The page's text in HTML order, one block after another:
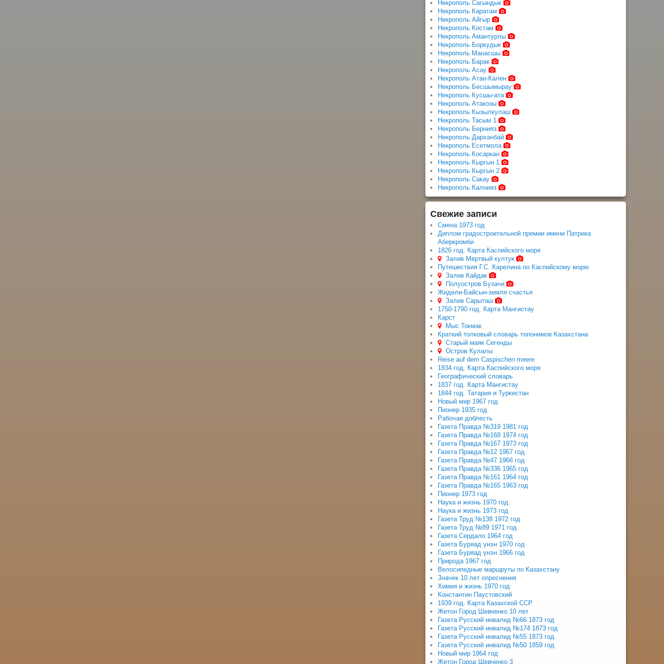
Некрополь Сагындык
Некрополь Каратам
Некрополь Айгыр
Некрополь Костам
Некрополь Амантурлы
Некрополь Боркудык
Некрополь Манасшы
Некрополь Барак
Некрополь Асау
Некрополь Атан-Кален
Некрополь Бесшымырау
Некрополь Кусшы-ата
Некрополь Атакозы
Некрополь Кызылкулаш
Некрополь Тасым 1
Некрополь Бернияз
Некрополь Дарханбай
Некрополь Есетмола
Некрополь Косаркан
Некрополь Кыргын 1
Некрополь Кыргын 2
Некрополь Сакау
Некрополь Калнияз
Свежие записи
Смена 1973 год
Диплом градостроительной премии имени Патрика
Аберкромби
1826 год. Карта Каспийского моря
Залив Мертвый култук
Путешествия Г.С. Карелина по Каспийскому морю
Залив Кайдак
Полуостров Бузачи
Жидели-Байсын-земля счастья
Залив Сарыташ
1750-1790 год. Карта Мангистау
Карст
Мыс Токмак
Краткий толковый словарь топонимов Казахстана
Старый маяк Сегенды
Остров Кулалы
Reise auf dem Caspischen meere
1834 год. Карта Каспийского моря
Географический словарь
1837 год. Карта Мангистау
1844 год. Татария и Туркестан
Новый мир 1967 год
Пионер 1935 год
Рабочая доблесть
Газета Правда №319 1981 год
Газета Правда №168 1974 год
Газета Правда №167 1973 год
Газета Правда №12 1967 год
Газета Правда №47 1966 год
Газета Правда №336 1965 год
Газета Правда №161 1964 год
Газета Правда №165 1963 год
Пионер 1973 год
Наука и жизнь 1970 год
Наука и жизнь 1973 год
Газета Труд №138 1972 год
Газета Труд №89 1971 год
Газета Сердало 1964 год
Газета Буряад үнэн 1970 год
Газета Буряад үнэн 1966 год
Природа 1967 год
Велосипедные маршруты по Казахстану
Значек 10 лет опреснения
Химия и жизнь 1970 год
Константин Паустовский
1939 год. Карта Казахской ССР
Жетон Город Шевченко 10 лет
Газета Русский инвалид №66 1873 год
Газета Русский инвалид №174 1873 год
Газета Русский инвалид №55 1873 год
Газета Русский инвалид №50 1859 год
Новый мир 1964 год
Жетон Город Шевченко 3